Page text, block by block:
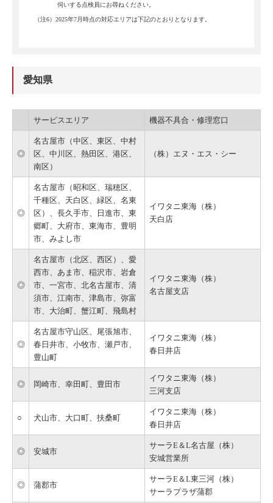
伺いする点検員にお尋ねください。
（注6）2025年7月時点の対応エリアは下記のとおりとなります。
愛知県
サービスエリア 機器不具合・修理窓口
◎
名古屋市（中区、東区、中村
区、中川区、熱田区、港区、
南区）
（株）エヌ・エス・シー
◎
名古屋市（昭和区、瑞穂区、
千種区、天白区、緑区、名東
区）、長久手市、日進市、東
郷町、大府市、東海市、豊明
市、みよし市
イワタニ東海（株）
天白店
◎
名古屋市（北区、西区）、愛
西市、あま市、稲沢市、岩倉
市、一宮市、北名古屋市、清
須市、江南市、津島市、弥富
市、大治町、蟹江町、飛島村
イワタニ東海（株）
名古屋支店
◎
名古屋市守山区、尾張旭市、
春日井市、小牧市、瀬戸市、
豊山町
イワタニ東海（株）
春日井店
◎ 岡崎市、幸田町、豊田市
イワタニ東海（株）
三河支店
○ 犬山市、大口町、扶桑町
イワタニ東海（株）
春日井店
◎ 安城市
サーラE＆L名古屋（株）
安城営業所
◎ 蒲郡市
サーラE＆L東三河（株）
サーラプラザ蒲郡